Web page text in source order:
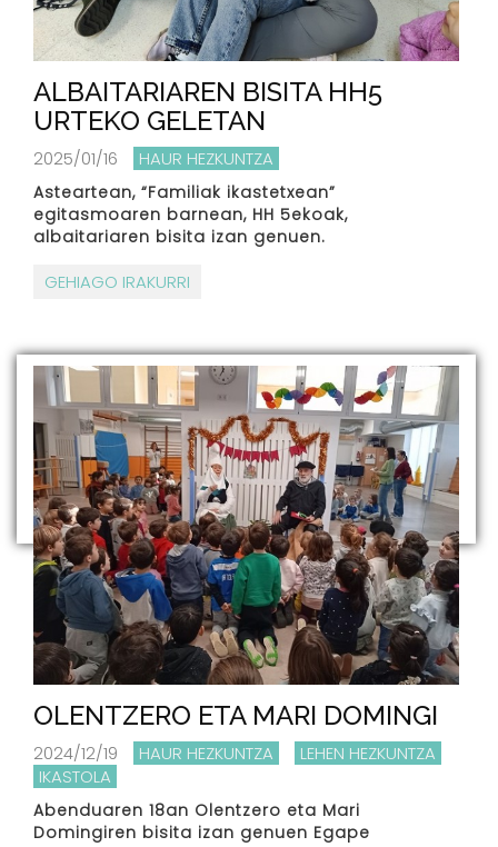
ALBAITARIAREN BISITA HH5
URTEKO GELETAN
2025/01/16 HAUR HEZKUNTZA
Asteartean, “Familiak ikastetxean”
egitasmoaren barnean, HH 5ekoak,
albaitariaren bisita izan genuen.
GEHIAGO IRAKURRI
OLENTZERO ETA MARI DOMINGI
2024/12/19 HAUR HEZKUNTZA
LEHEN HEZKUNTZA
IKASTOLA
Abenduaren 18an Olentzero eta Mari
Domingiren bisita izan genuen Egape